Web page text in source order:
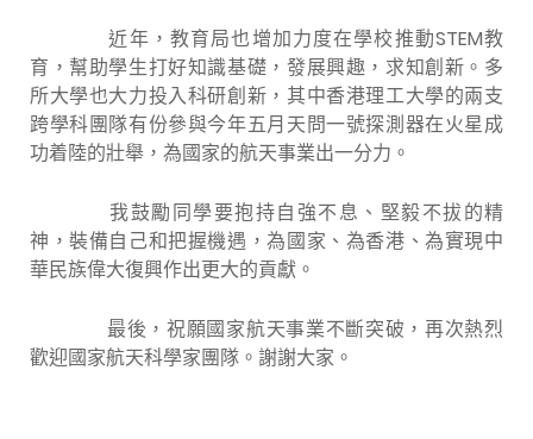
近年，教育局也增加力度在學校推動STEM教
育，幫助學生打好知識基礎，發展興趣，求知創新。多
所大學也大力投入科研創新，其中香港理工大學的兩支
跨學科團隊有份參與今年五月天問一號探測器在火星成
功着陸的壯舉，為國家的航天事業出一分力。
我鼓勵同學要抱持自強不息、堅毅不拔的精
神，裝備自己和把握機遇，為國家、為香港、為實現中
華民族偉大復興作出更大的貢獻。
最後，祝願國家航天事業不斷突破，再次熱烈
歡迎國家航天科學家團隊。謝謝大家。